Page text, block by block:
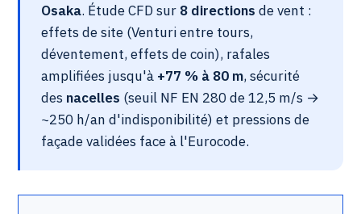
Osaka. Étude CFD sur 8 directions de vent :
effets de site (Venturi entre tours,
déventement, effets de coin), rafales
amplifiées jusqu'à +77 % à 80 m, sécurité
des nacelles (seuil NF EN 280 de 12,5 m/s →
~250 h/an d'indisponibilité) et pressions de
façade validées face à l'Eurocode.